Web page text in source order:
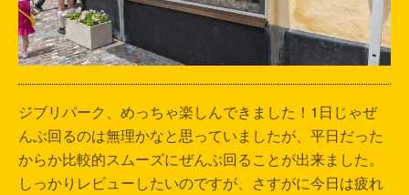
ジブリパーク、めっちゃ楽しんできました！1日じゃぜ
んぶ回るのは無理かなと思っていましたが、平日だった
からか比較的スムーズにぜんぶ回ることが出来ました。
しっかりレビューしたいのですが、さすがに今日は疲れ